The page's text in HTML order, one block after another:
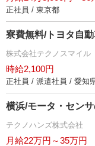
正社員 / 東京都
寮費無料/トヨタ自
株式会社テクノスマイル
時給2,100円
正社員 / 派遣社員 / 愛知
横浜/モータ・セン
テクノハンズ株式会社
月給22万円～35万円